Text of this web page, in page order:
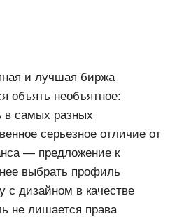
и лучшая биржа
объять необъятное:
в самых разных
серьезное отличие от
— предложение к
выбрать профиль
с дизайном в качестве
не лишается права